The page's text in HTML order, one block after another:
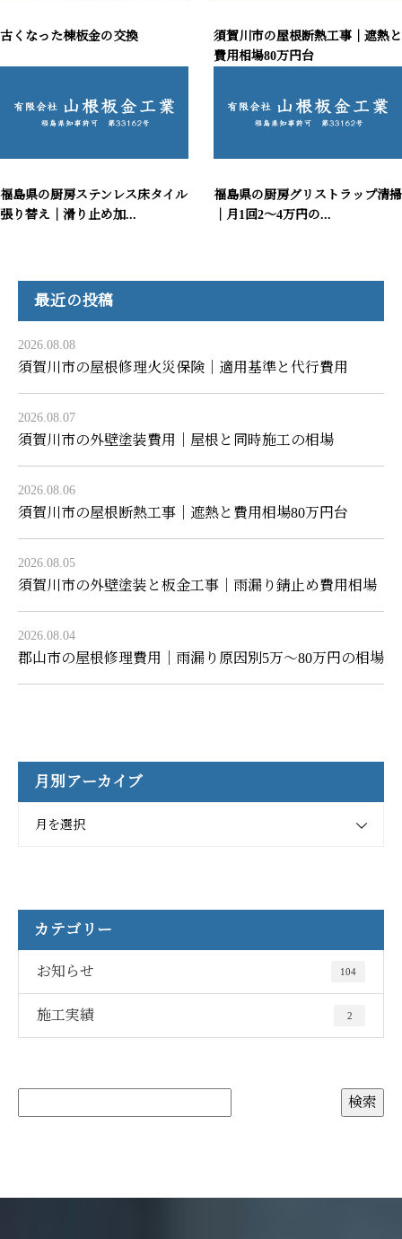
古くなった棟板金の交換
須賀川市の屋根断熱工事｜遮熱と
費用相場80万円台
福島県の厨房ステンレス床タイル
張り替え｜滑り止め加...
福島県の厨房グリストラップ清掃
｜月1回2〜4万円の...
最近の投稿
2026.08.08
須賀川市の屋根修理火災保険｜適用基準と代行費用
2026.08.07
須賀川市の外壁塗装費用｜屋根と同時施工の相場
2026.08.06
須賀川市の屋根断熱工事｜遮熱と費用相場80万円台
2026.08.05
須賀川市の外壁塗装と板金工事｜雨漏り錆止め費用相場
2026.08.04
郡山市の屋根修理費用｜雨漏り原因別5万〜80万円の相場
月別アーカイブ
月を選択
カテゴリー
お知らせ 104
施工実績 2